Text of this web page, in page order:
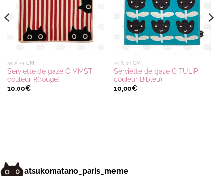
34 X 34 CM
Serviette de gaze C MMST
couleur R(rouge)
10,00€
34 X 34 CM
Serviette de gaze C TULIP
couleur B(bleu)
10,00€
atsukomatano_paris_meme